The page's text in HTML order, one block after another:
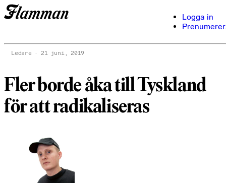
Logga in
Ledare 21 juni, 2019
Fler borde åka till Tyskland
för att radikaliseras